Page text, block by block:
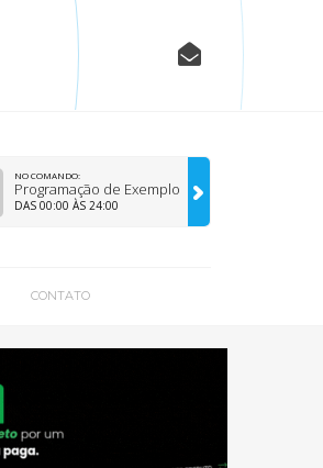
NO COMANDO:
Programação de Exemplo
DAS 00:00 ÀS 24:00
CONTATO